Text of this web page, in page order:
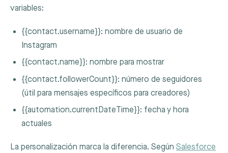
variables:
{{contact.username}}: nombre de usuario de
Instagram
{{contact.name}}: nombre para mostrar
{{contact.followerCount}}: número de seguidores
(útil para mensajes específicos para creadores)
{{automation.currentDateTime}}: fecha y hora
actuales
La personalización marca la diferencia. Según Salesforce